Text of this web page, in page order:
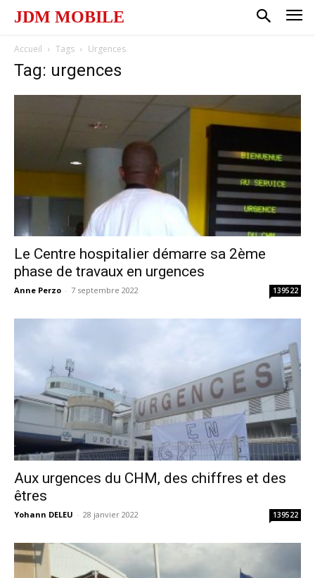
JDM MOBILE
Accueil Tags Urgences
Tag: urgences
Le Centre hospitalier démarre sa 2ème
phase de travaux en urgences
Anne Perzo - 7 septembre 2022 139522
Aux urgences du CHM, des chiffres et des
êtres
Yohann DELEU - 28 janvier 2022 139522